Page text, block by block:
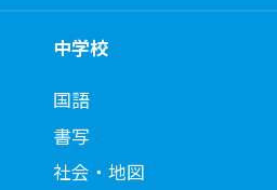
中学校
国語
書写
社会・地図